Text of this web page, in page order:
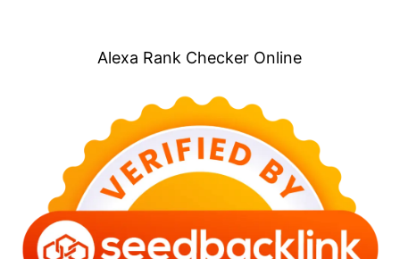
Alexa Rank Checker Online